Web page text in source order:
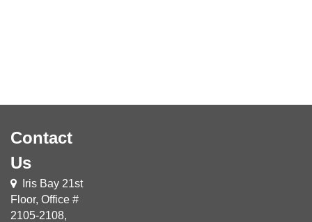
Contact
Us
Iris Bay 21st
Floor, Office #
2105-2108,